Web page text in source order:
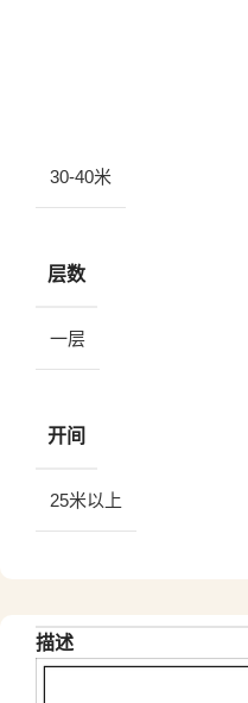
30-40米
层数
一层
开间
25米以上
描述